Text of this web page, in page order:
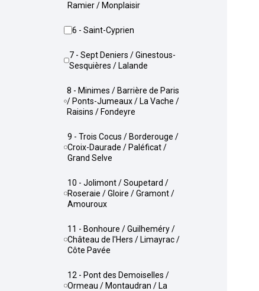
Ramier / Monplaisir
6 - Saint-Cyprien
7 - Sept Deniers / Ginestous-
Sesquières / Lalande
8 - Minimes / Barrière de Paris
/ Ponts-Jumeaux / La Vache /
Raisins / Fondeyre
9 - Trois Cocus / Borderouge /
Croix-Daurade / Paléficat /
Grand Selve
10 - Jolimont / Soupetard /
Roseraie / Gloire / Gramont /
Amouroux
11 - Bonhoure / Guilheméry /
Château de l'Hers / Limayrac /
Côte Pavée
12 - Pont des Demoiselles /
Ormeau / Montaudran / La